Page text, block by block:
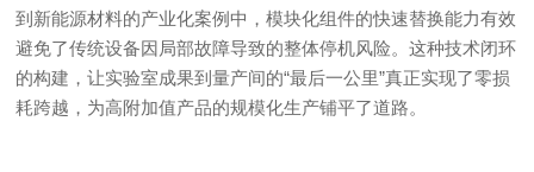
到新能源材料的产业化案例中，模块化组件的快速替换能力有效
避免了传统设备因局部故障导致的整体停机风险。这种技术闭环
的构建，让实验室成果到量产间的“最后一公里”真正实现了零损
耗跨越，为高附加值产品的规模化生产铺平了道路。